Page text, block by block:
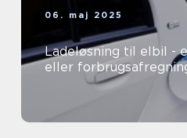
06. maj 2025
Ladeløsning til elbil -
eller